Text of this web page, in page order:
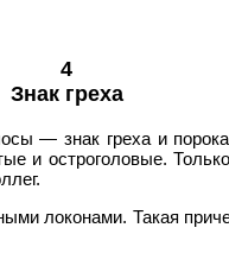
4
Знак греха
— знак греха и
и остроголовые.
локонами. Такая